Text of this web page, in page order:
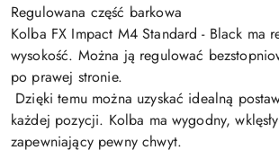
Regulowana część barkowa
Kolba FX Impact M4 Standard - Black ma
wysokość. Można ją regulować
po prawej stronie.
Dzięki temu można uzyskać idealną
każdej pozycji. Kolba ma wygodny, wklęsły
zapewniający pewny chwyt.